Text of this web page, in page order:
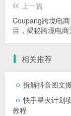
上一篇
Coupang跨境电
目，揭秘跨境电
相关推荐
拆解抖音图文
快手星火计划
教程